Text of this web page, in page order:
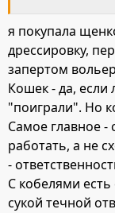
я покупала
дрессировку,
запертом
Кошек - да, если
"поиграли". Но
Самое главное -
работать, а не
-
С кобелями
сукой течной